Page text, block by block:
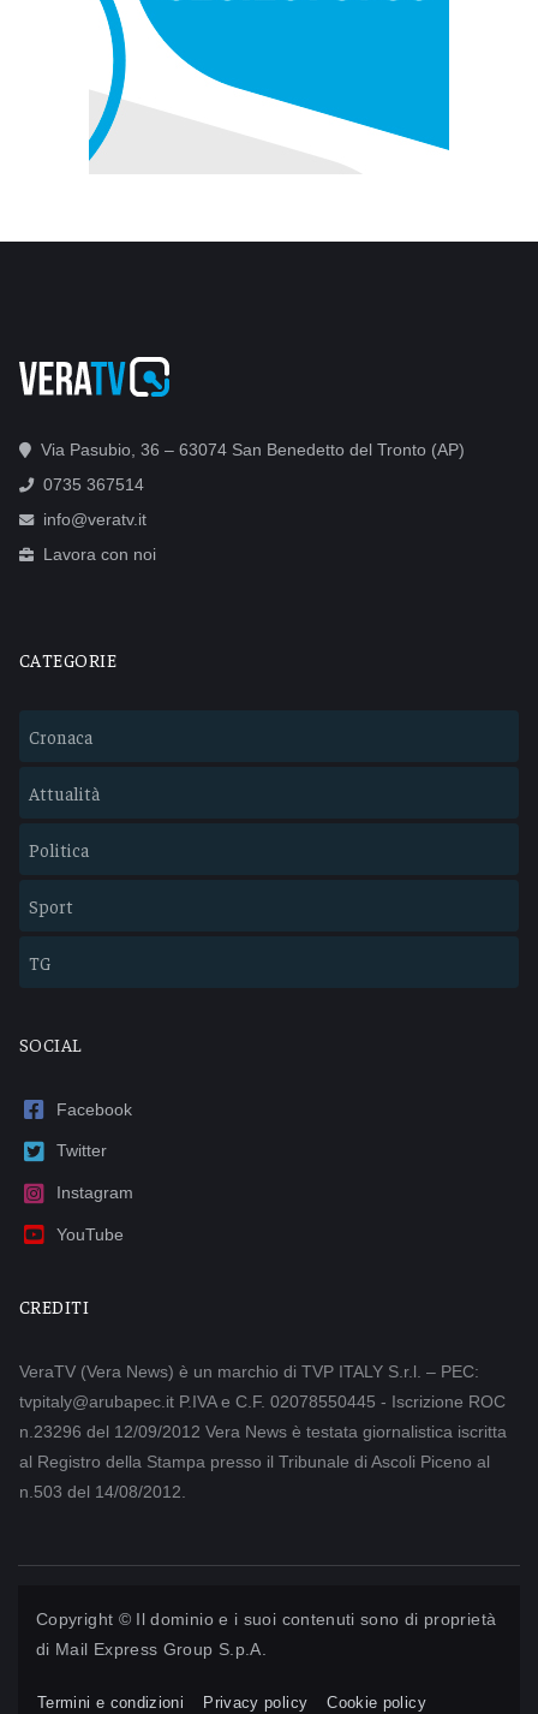
Via Pasubio, 36 – 63074 San Benedetto del Tronto (AP)
0735 367514
info@veratv.it
Lavora con noi
CATEGORIE
Cronaca
Attualità
Politica
Sport
TG
SOCIAL
Facebook
Twitter
Instagram
YouTube
CREDITI
VeraTV (Vera News) è un marchio di TVP ITALY S.r.l. – PEC:
tvpitaly@arubapec.it P.IVA e C.F. 02078550445 - Iscrizione ROC
n.23296 del 12/09/2012 Vera News è testata giornalistica iscritta
al Registro della Stampa presso il Tribunale di Ascoli Piceno al
n.503 del 14/08/2012.
Copyright © Il dominio e i suoi contenuti sono di proprietà
di Mail Express Group S.p.A.
Termini e condizioni Privacy policy Cookie policy